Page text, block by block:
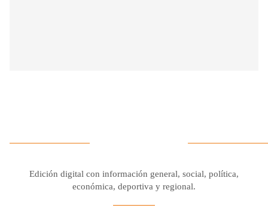
Edición digital con información general, social, política,
económica, deportiva y regional.